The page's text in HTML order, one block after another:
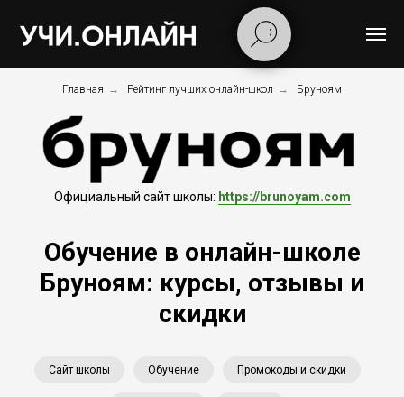
Главная → Рейтинг лучших онлайн-школ → Бруноям
Официальный сайт школы: https://brunoyam.com
Обучение в онлайн-школе
Бруноям: курсы, отзывы и
скидки
Сайт школы Обучение Промокоды и скидки